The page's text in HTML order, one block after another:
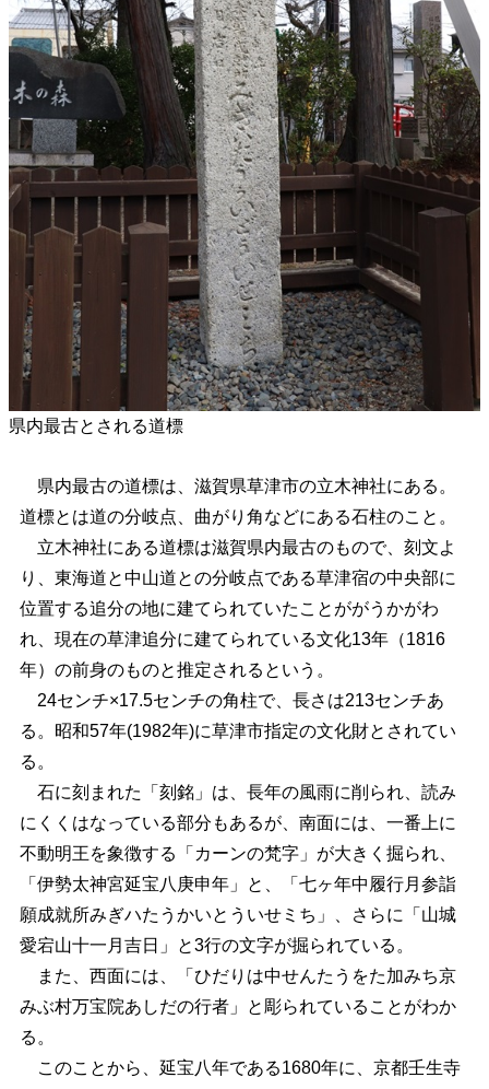
県内最古とされる道標
県内最古の道標は、滋賀県草津市の立木神社にある。
道標とは道の分岐点、曲がり角などにある石柱のこと。
立木神社にある道標は滋賀県内最古のもので、刻文よ
り、東海道と中山道との分岐点である草津宿の中央部に
位置する追分の地に建てられていたことががうかがわ
れ、現在の草津追分に建てられている文化13年（1816
年）の前身のものと推定されるという。
24センチ×17.5センチの角柱で、長さは213センチあ
る。昭和57年(1982年)に草津市指定の文化財とされてい
る。
石に刻まれた「刻銘」は、長年の風雨に削られ、読み
にくくはなっている部分もあるが、南面には、一番上に
不動明王を象徴する「カーンの梵字」が大きく掘られ、
「伊勢太神宮延宝八庚申年」と、「七ヶ年中履行月参詣
願成就所みぎハたうかいとういせミち」、さらに「山城
愛宕山十一月吉日」と3行の文字が掘られている。
また、西面には、「ひだりは中せんたうをた加みち京
みぶ村万宝院あしだの行者」と彫られていることがわか
る。
このことから、延宝八年である1680年に、京都壬生寺